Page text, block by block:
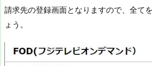
請求先の登録画面となりますので、全て
ょう。